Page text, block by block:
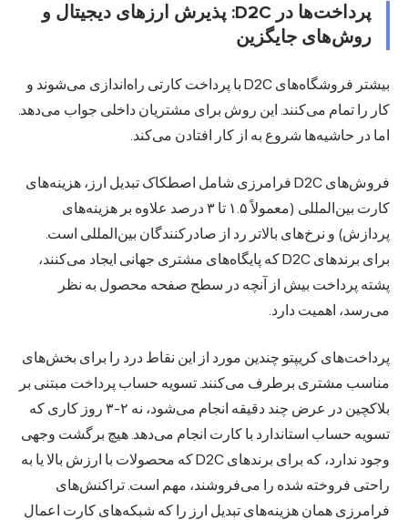
پرداخت‌ها در D2C: پذیرش ارزهای دیجیتال و
روش‌های جایگزین
بیشتر فروشگاه‌های D2C با پرداخت کارتی راه‌اندازی می‌شوند و
را تمام می‌کنند. این روش برای مشتریان داخلی جواب می‌دهد.
در حاشیه‌ها شروع به از کار افتادن می‌کند.
فروش‌های D2C فرامرزی شامل اصطکاک تبدیل ارز، هزینه‌های
کارت بین‌المللی (معمولاً ۱.۵ تا ۳ درصد علاوه بر هزینه‌های
و نرخ‌های بالاتر رد از صادرکنندگان بین‌المللی است.
برای برندهای D2C که پایگاه‌های مشتری جهانی ایجاد می‌کنند،
پرداخت بیش از آنچه در سطح صفحه محصول به نظر
اهمیت دارد.
کریپتو چندین مورد از این نقاط درد را برای بخش‌های
مشتری برطرف می‌کنند. تسویه حساب پرداخت مبتنی بر
بلاکچین در عرض چند دقیقه انجام می‌شود، نه ۲-۳ روز کاری که
حساب استاندارد با کارت انجام می‌دهد. هیچ برگشت وجهی
وجود ندارد، که برای برندهای D2C که محصولات با ارزش بالا یا به
فروخته شده را می‌فروشند، مهم است. تراکنش‌های
همان هزینه‌های تبدیل ارز را که شبکه‌های کارت اعمال